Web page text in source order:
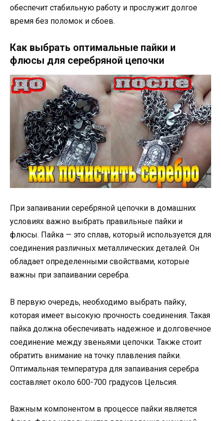
обеспечит стабильную работу и прослужит долгое
время без поломок и сбоев.
Как выбрать оптимальные пайки и
флюсы для серебряной цепочки
При запаивании серебряной цепочки в домашних
условиях важно выбрать правильные пайки и
флюсы. Пайка — это сплав, который используется для
соединения различных металлических деталей. Он
обладает определенными свойствами, которые
важны при запаивании серебра.
В первую очередь, необходимо выбрать пайку,
которая имеет высокую прочность соединения. Такая
пайка должна обеспечивать надежное и долговечное
соединение между звеньями цепочки. Также стоит
обратить внимание на точку плавления пайки.
Оптимальная температура для запаивания серебра
составляет около 600-700 градусов Цельсия.
Важным компонентом в процессе пайки является